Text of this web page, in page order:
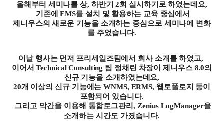
올해부터 세미나를 상, 하반기 2회 실시하기로 하였는데요,
기존에 EMS를 설치 및 활용하는 교육 중심에서
제니우스의 새로운 기능을 소개하는 중심으로 세미나에 변화
를 주었습니다.
이날 행사는 먼저 프리세일즈팀에서 회사 소개를 하였고,
이어서 Technical Consulting 팀 정채린 차장이 제니우스8.0의
신규 기능을 소개하였는데요,
20개 이상의 신규 기능에는WNMS, ERMS, 웹토폴로지 등이
포함되어 있습니다.
그리고 막간을 이용해 통합로그관리 , Zenius LogManager을
소개하는 시간도 가졌습니다.